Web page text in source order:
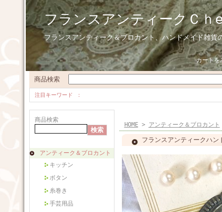
フランスアンティークＣｈ
フランスアンティーク＆ブロカント、ハンドメイド雑貨
カートを
商品検索
注目キーワード
商品検索
アンティーク＆ブロカント
キッチン
ボタン
糸巻き
手芸用品
HOME> アンティーク＆ブロカント
フランスアンティークハ